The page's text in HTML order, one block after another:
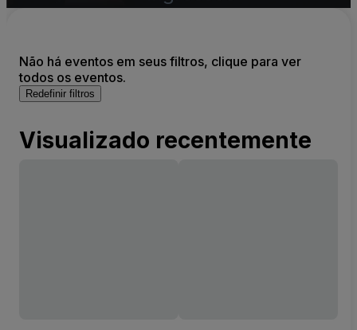
Não há eventos em seus filtros, clique para ver
todos os eventos.
Redefinir filtros
Visualizado recentemente